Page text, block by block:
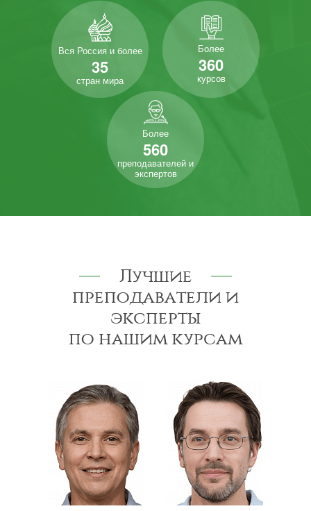
Вся Россия и более
35
стран мира
Более
360
курсов
Более
560
преподавателей и
экспертов
Лучшие
преподаватели и
эксперты
по нашим курсам